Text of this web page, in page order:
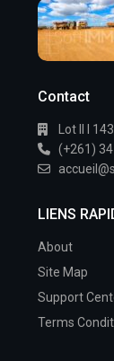
Contact
Lot II I
(+261)
LIENS
About
Site Map
Support
Terms